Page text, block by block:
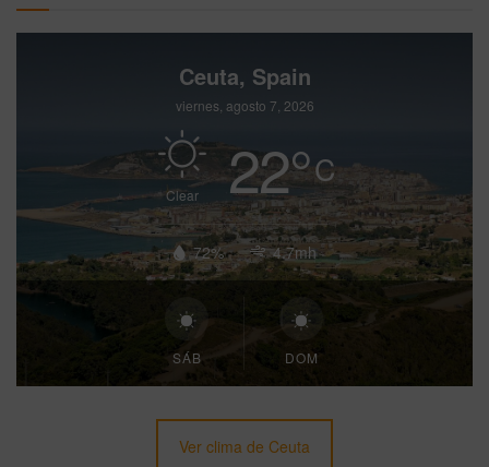
Ceuta, Spain
viernes, agosto 7, 2026
Clear 22°C
72% 4.7mh
SÁB DOM
Ver clima de Ceuta